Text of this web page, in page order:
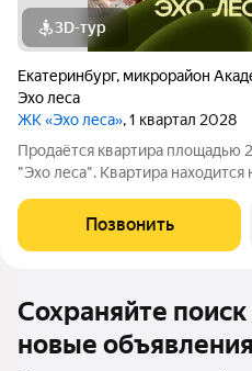
3D-тур
Екатеринбург, микрорайон
Эхо леса
ЖК «Эхо леса», 1 квартал 2028
Продаётся квартира площадью
"Эхо леса". Квартира
2028 Жилой комплекс "Эхо леса" это: - дом в эко-стиле - двор
с выходом в
Позвонить
Сохраняйте поиск
новые объявления